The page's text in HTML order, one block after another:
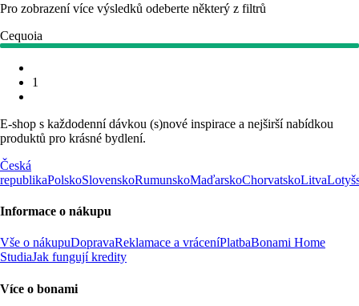
Pro zobrazení více výsledků odeberte některý z filtrů
Cequoia
1
E-shop s každodenní dávkou (s)nové inspirace a nejširší nabídkou
produktů pro krásné bydlení.
Česká
republikaPolskoSlovenskoRumunskoMaďarskoChorvatskoLitva
Informace o nákupu
Vše o nákupuDopravaReklamace a vráceníPlatbaBonami Home
StudiaJak fungují kredity
Více o bonami